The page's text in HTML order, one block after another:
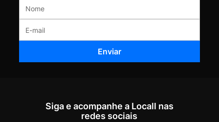
Siga e acompanhe a Locall nas
redes sociais